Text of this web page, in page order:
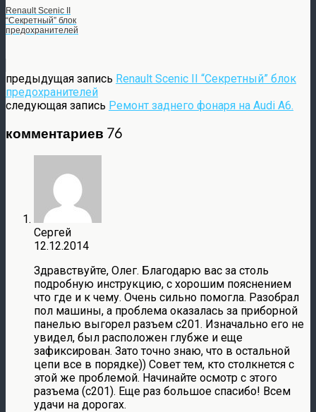
Renault Scenic II
“Секретный” блок
предохранителей
предыдущая запись Renault Scenic II “Секретный” блок
предохранителей
следующая запись Ремонт заднего фонаря на Audi A6.
комментариев 76
Сергей
12.12.2014
Здравствуйте, Олег. Благодарю вас за столь
подробную инструкцию, с хорошим пояснением
что где и к чему. Очень сильно помогла. Разобрал
пол машины, а проблема оказалась за приборной
панелью выгорел разъем с201. Изначально его не
увидел, был расположен глубже и еще
зафиксирован. Зато точно знаю, что в остальной
цепи все в порядке)) Совет тем, кто столкнется с
этой же проблемой. Начинайте осмотр с этого
разъема (с201). Еще раз большое спасибо! Всем
удачи на дорогах.